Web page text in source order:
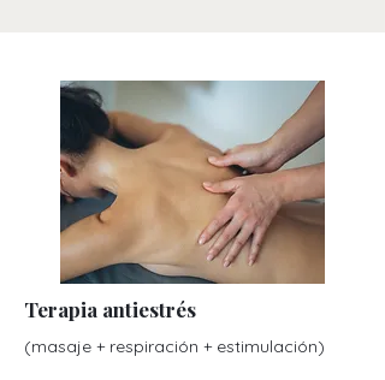
Terapia antiestrés
(masaje + respiración + estimulación)